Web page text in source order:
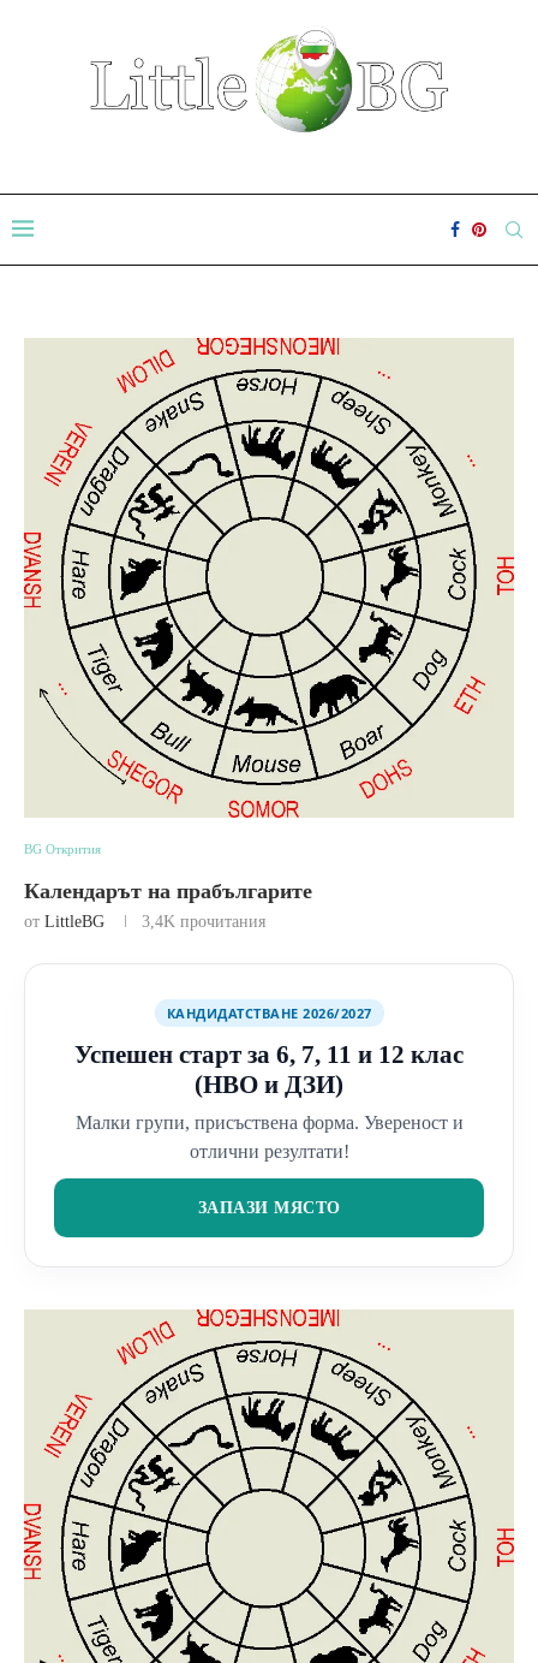
BG Открития
Календарът на прабългарите
от LittleBG 3,4K прочитания
КАНДИДАТСТВАНЕ 2026/2027
Успешен старт за 6, 7, 11 и 12 клас
(НВО и ДЗИ)
Малки групи, присъствена форма. Увереност и
отлични резултати!
ЗАПАЗИ МЯСТО